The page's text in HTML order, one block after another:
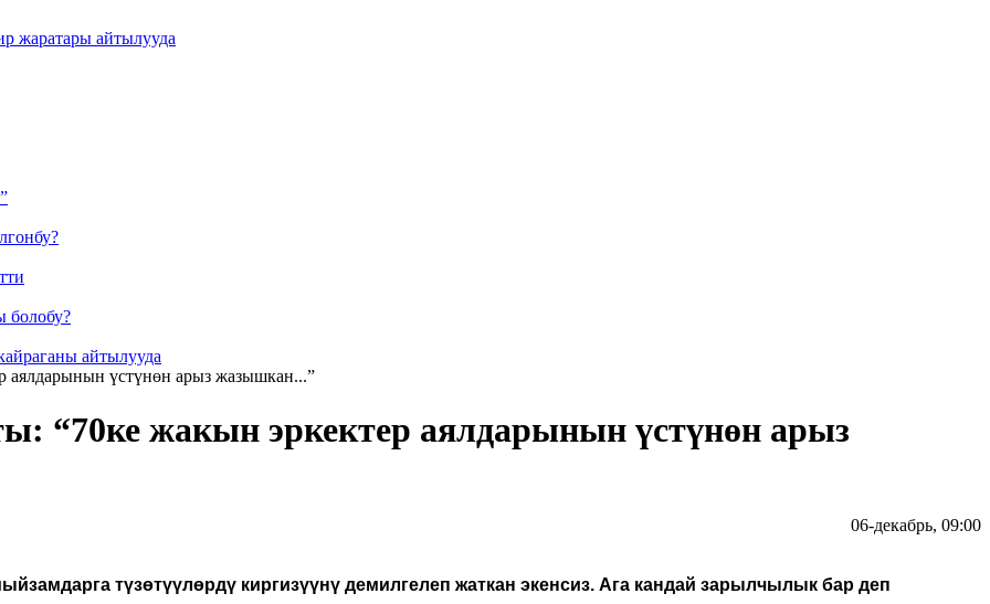
жаратары айтылууда
болобу?
айтылууда
үстүнөн арыз жазышкан...”
“70ке жакын эркектер аялдарынын үстүнөн арыз
06-декабрь, 09:00
түзөтүүлөрдү киргизүүнү демилгелеп жаткан экенсиз. Ага кандай зарылчылык бар деп